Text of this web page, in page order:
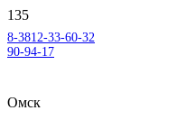
8-3812-33-60-32
90-94-17
Омск